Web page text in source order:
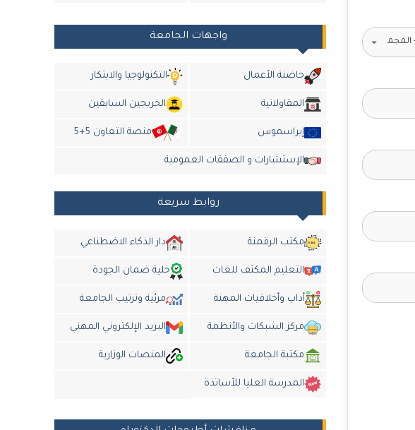
واجهات الجامعة
حاضنة الأعمال التكنولوجيا والابتكار
المقاولاتية الخريجين السابقين
إيراسموس منصة التعاون 5+5
الإستشارات و الصفقات العمومية
روابط سريعة
مكتب الرقمنة دار الذكاء الاضطناعي
التعليم المكثف للغات خلية ضمان الجودة
أداب وأخلاقيات المهنة مرئية وترتيب الجامعة
مركز الشبكات والأنظمة البريد الإلكتروني المهني
مكتبة الجامعة المنصات الوزارية
المدرسة العليا للأساتذة